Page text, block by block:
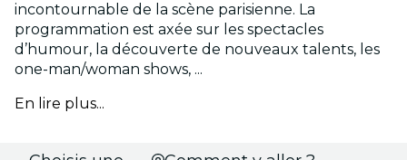
incontournable de la scène parisienne. La
programmation est axée sur les spectacles
d’humour, la découverte de nouveaux talents, les
one-man/woman shows, ...
En lire plus...